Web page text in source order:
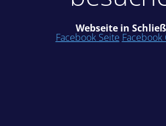
Webseite in
Facebook Seite Facebook